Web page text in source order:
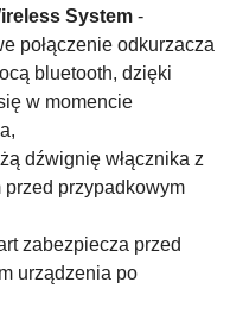
System -
połączenie odkurzacza
bluetooth, dzięki
w momencie
dźwignię włącznika z
przypadkowym
zabezpiecza przed
urządzenia po